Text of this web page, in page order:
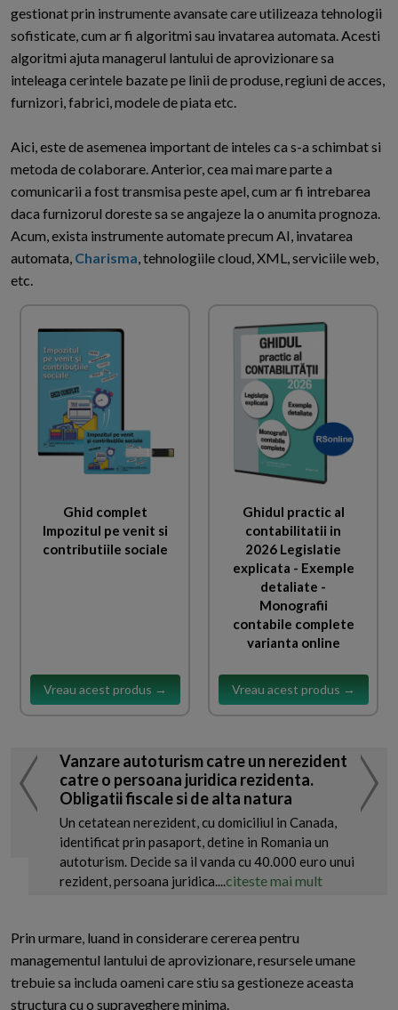
gestionat prin instrumente avansate care utilizeaza tehnologii
sofisticate, cum ar fi algoritmi sau invatarea automata. Acesti
algoritmi ajuta managerul lantului de aprovizionare sa
inteleaga cerintele bazate pe linii de produse, regiuni de acces,
furnizori, fabrici, modele de piata etc.
Aici, este de asemenea important de inteles ca s-a schimbat si
metoda de colaborare. Anterior, cea mai mare parte a
comunicarii a fost transmisa peste apel, cum ar fi intrebarea
daca furnizorul doreste sa se angajeze la o anumita prognoza.
Acum, exista instrumente automate precum AI, invatarea
automata, Charisma , tehnologiile cloud, XML, serviciile web,
etc.
Ghid complet
Impozitul pe venit si
contributiile sociale
Vreau acest produs →
Ghidul practic al
contabilitatii in
2026 Legislatie
explicata - Exemple
detaliate -
Monografii
contabile complete
varianta online
Vreau acest produs →
Vanzare autoturism catre un nerezident
catre o persoana juridica rezidenta.
Obligatii fiscale si de alta natura
Un cetatean nerezident, cu domiciliul in Canada,
identificat prin pasaport, detine in Romania un
autoturism. Decide sa il vanda cu 40.000 euro unui
rezident, persoana juridica....citeste mai mult
Prin urmare, luand in considerare cererea pentru
managementul lantului de aprovizionare, resursele umane
trebuie sa includa oameni care stiu sa gestioneze aceasta
structura cu o supraveghere minima.